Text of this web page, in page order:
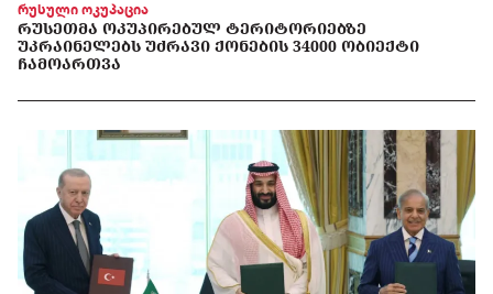
რუსული ოკუპაცია
ᲠᲣᲡᲔᲗᲛᲐ ᲝᲙᲣᲞᲘᲠᲔᲑᲣᲚ ᲢᲔᲠᲘᲢᲝᲠᲘᲔᲑᲖᲔ
ᲣᲙᲠᲐᲘᲜᲔᲚᲔᲑᲡ ᲣᲫᲠᲐᲕᲘ ᲥᲝᲜᲔᲑᲘᲡ 34000 ᲝᲑᲘᲔᲥᲢᲘ
ᲩᲐᲛᲝᲐᲠᲗᲕᲐ